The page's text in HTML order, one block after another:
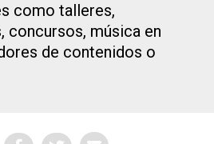
como talleres,
concursos, música en
de contenidos o